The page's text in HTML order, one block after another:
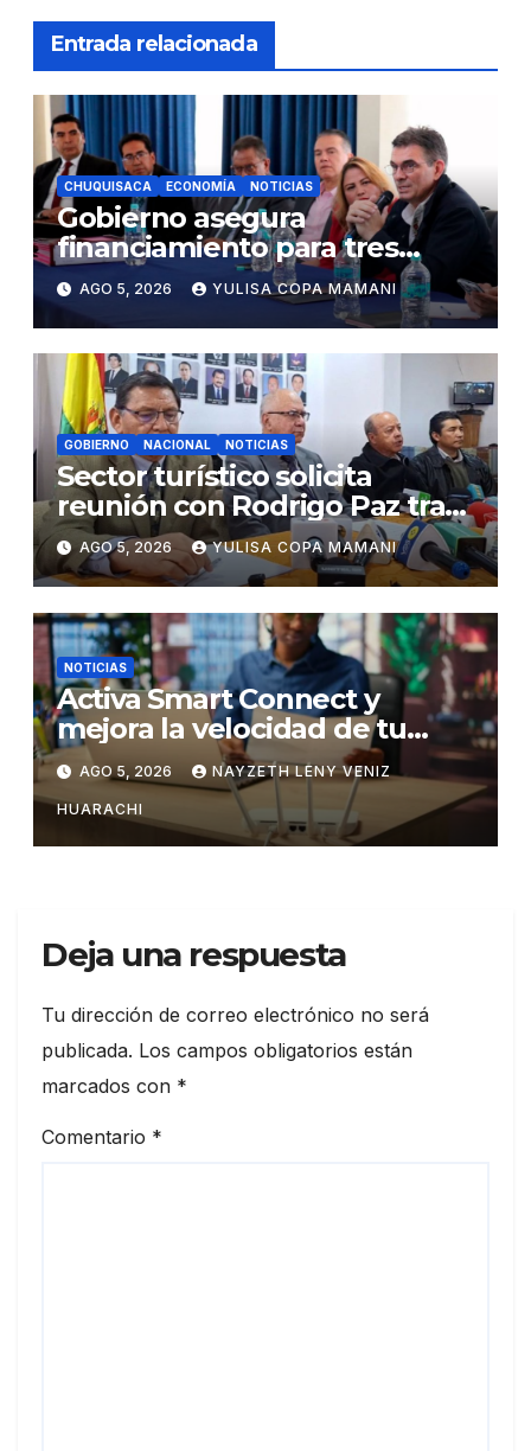
Entrada relacionada
CHUQUISACA ECONOMÍA NOTICIAS
Gobierno asegura
financiamiento para tres
proyectos estratégicos de
Chuquisaca
AGO 5, 2026 YULISA COPA MAMANI
GOBIERNO NACIONAL NOTICIAS
Sector turístico solicita
reunión con Rodrigo Paz tras
cambios en la administración
del turismo
AGO 5, 2026 YULISA COPA MAMANI
NOTICIAS
Activa Smart Connect y
mejora la velocidad de tu
WiFi
AGO 5, 2026 NAYZETH LENY VENIZ
HUARACHI
Deja una respuesta
Tu dirección de correo electrónico no será
publicada. Los campos obligatorios están
marcados con *
Comentario *